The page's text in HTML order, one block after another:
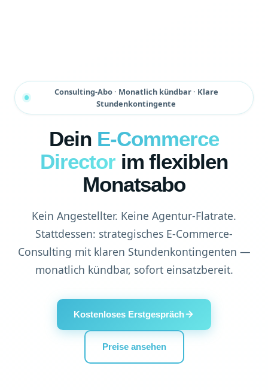
Consulting-Abo · Monatlich kündbar · Klare
Stundenkontingente
Dein E-Commerce
Directorim flexiblen
Monatsabo
Kein Angestellter. Keine Agentur-Flatrate.
Stattdessen: strategisches E-Commerce-
Consulting mit klaren Stundenkontingenten —
monatlich kündbar, sofort einsatzbereit.
Kostenloses Erstgespräch
Preise ansehen